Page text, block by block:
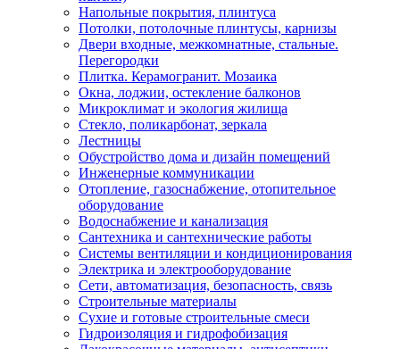
Напольные покрытия, плинтуса
Потолки, потолочные плинтусы, карнизы
Двери входные, межкомнатные, стальные.
Перегородки
Плитка. Керамогранит. Мозаика
Окна, лоджии, остекление балконов
Микроклимат и экология жилища
Стекло, поликарбонат, зеркала
Лестницы
Обустройство дома и дизайн помещений
Инженерные коммуникации
Отопление, газоснабжение, отопительное
оборудование
Водоснабжение и канализация
Сантехника и сантехнические работы
Системы вентиляции и кондиционирования
Электрика и электрооборудование
Сети, автоматизация, безопасность, связь
Строительные материалы
Сухие и готовые строительные смеси
Гидроизоляция и гидрофобизация